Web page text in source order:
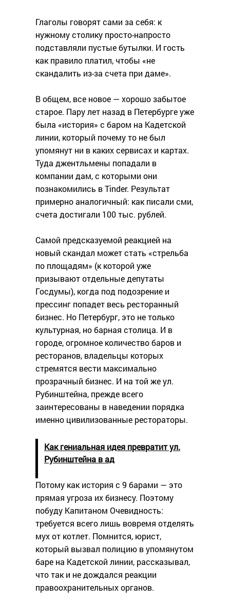
Глаголы говорят сами за себя: к
нужному столику просто-напросто
подставляли пустые бутылки. И гость
как правило платил, чтобы «не
скандалить из-за счета при даме».
В общем, все новое — хорошо забытое
старое. Пару лет назад в Петербурге уже
была «история» с баром на Кадетской
линии, который почему то не был
упомянут ни в каких сервисах и картах.
Туда джентльмены попадали в
компании дам, с которыми они
познакомились в Tinder. Результат
примерно аналогичный: как писали сми,
счета достигали 100 тыс. рублей.
Самой предсказуемой реакцией на
новый скандал может стать «стрельба
по площадям» (к которой уже
призывают отдельные депутаты
Госдумы), когда под подозрение и
прессинг попадет весь ресторанный
бизнес. Но Петербург, это не только
культурная, но барная столица. И в
городе, огромное количество баров и
ресторанов, владельцы которых
стремятся вести максимально
прозрачный бизнес. И на той же ул.
Рубинштейна, прежде всего
заинтересованы в наведении порядка
именно цивилизованные рестораторы.
Как гениальная идея превратит ул.
Рубинштейна в ад
Потому как история с 9 барами — это
прямая угроза их бизнесу. Поэтому
побуду Капитаном Очевидность:
требуется всего лишь вовремя отделять
мух от котлет. Помнится, юрист,
который вызвал полицию в упомянутом
баре на Кадетской линии, рассказывал,
что так и не дождался реакции
правоохранительных органов.